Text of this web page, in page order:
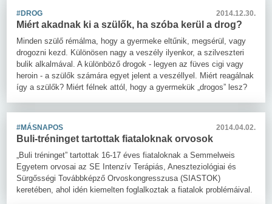
#DROG 2014.12.30.
Miért akadnak ki a szülők, ha szóba kerül a drog?
Minden szülő rémálma, hogy a gyermeke eltűnik, megsérül, vagy
drogozni kezd. Különösen nagy a veszély ilyenkor, a szilveszteri
bulik alkalmával. A különböző drogok - legyen az füves cigi vagy
heroin - a szülők számára egyet jelent a veszéllyel. Miért reagálnak
így a szülők? Miért félnek attól, hogy a gyermekük „drogos” lesz?
#MÁSNAPOS 2014.04.02.
Buli-tréninget tartottak fiataloknak orvosok
„Buli tréninget” tartottak 16-17 éves fiataloknak a Semmelweis
Egyetem orvosai az SE Intenzív Terápiás, Aneszteziológiai és
Sürgősségi Továbbképző Orvoskongresszusa (SIASTOK)
keretében, ahol idén kiemelten foglalkoztak a fiatalok problémáival.